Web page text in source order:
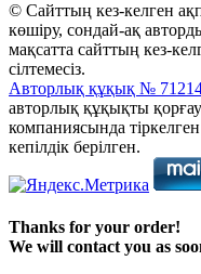
© Сайттың кез-келген
көшіру, сондай-ақ
мақсатта сайттың кез-
сілтемесіз.
Авторлық құқық №
авторлық құқықты
компаниясында
кепілдік берілген.
Thanks for your order!
We will contact you as